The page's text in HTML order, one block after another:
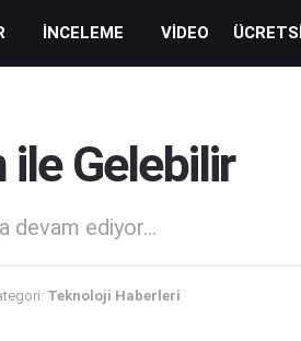
İNCELEME VIDEO
Gelebilir
devam ediyor...
Teknoloji Haberleri